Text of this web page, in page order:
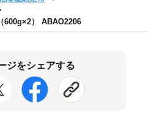
600g×2） ABAO2206
ジをシェアする